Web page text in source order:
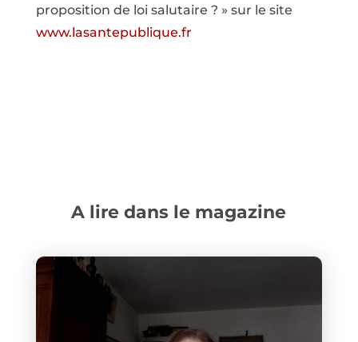
proposition de loi salutaire ? » sur le site
www.lasantepublique.fr
A lire dans le magazine